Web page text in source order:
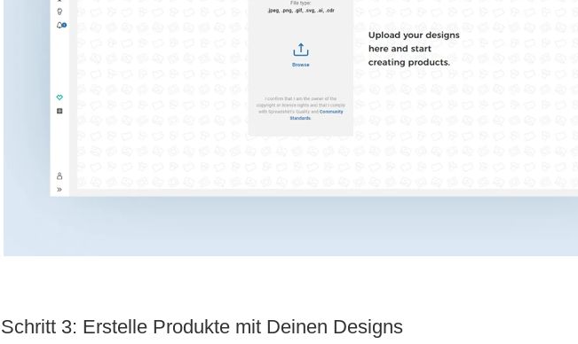
Schritt 3: Erstelle Produkte mit Deinen Designs